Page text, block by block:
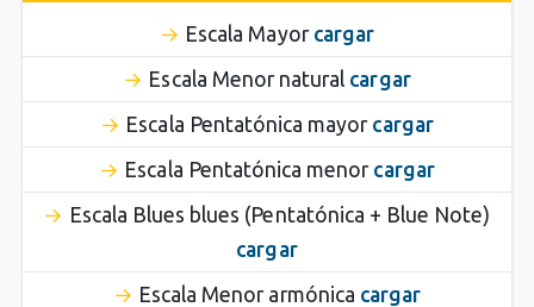
Escala Mayor cargar
Escala Menor natural cargar
Escala Pentatónica mayor cargar
Escala Pentatónica menor cargar
Escala Blues blues (Pentatónica + Blue Note)
cargar
Escala Menor armónica cargar